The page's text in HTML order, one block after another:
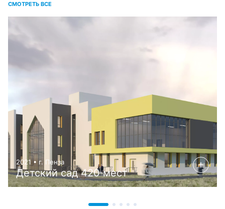
СМОТРЕТЬ ВСЕ
2021 • г. Пенза
Детский сад 420 мест